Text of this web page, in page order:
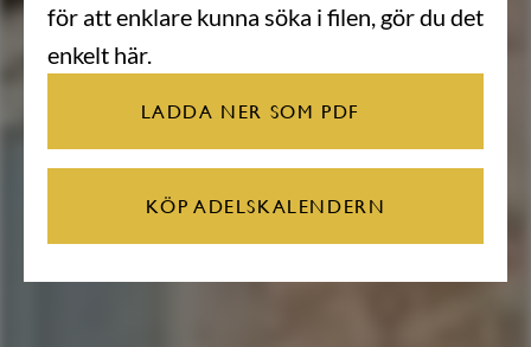
för att enklare kunna söka i filen, gör du det
enkelt här.
LADDA NER SOM PDF
KÖP ADELSKALENDERN